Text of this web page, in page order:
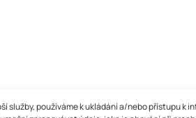
služby, používáme k ukládání a/nebo přístupu k